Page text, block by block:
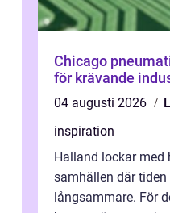
Chicago pneumatic
för krävande
04 augusti 2026
inspiration
Halland lockar med
samhällen där tiden
långsammare. För